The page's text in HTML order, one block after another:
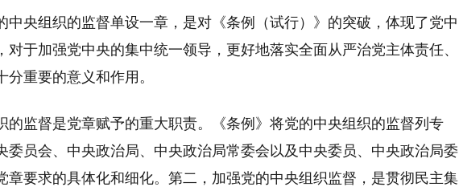
中央组织的监督单设一章，是对《条例（试行）》的突破，体现了党中
对于加强党中央的集中统一领导，更好地落实全面从严治党主体责任、
重要的意义和作用。
的监督是党章赋予的重大职责。《条例》将党的中央组织的监督列专
委员会、中央政治局、中央政治局常委会以及中央委员、中央政治局委
章要求的具体化和细化。第二，加强党的中央组织监督，是贯彻民主集